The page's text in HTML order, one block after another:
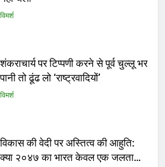
शंकराचार्य पर टिप्पणी करने से पूर्व चुल्लू भर
पानी तो ढूंढ लो ‘राष्ट्रवादियों’
विकास की वेदी पर अस्तित्व की आहुति:
क्या २०४७ का भारत केवल एक जलता
हुआ खंडहर होगा?